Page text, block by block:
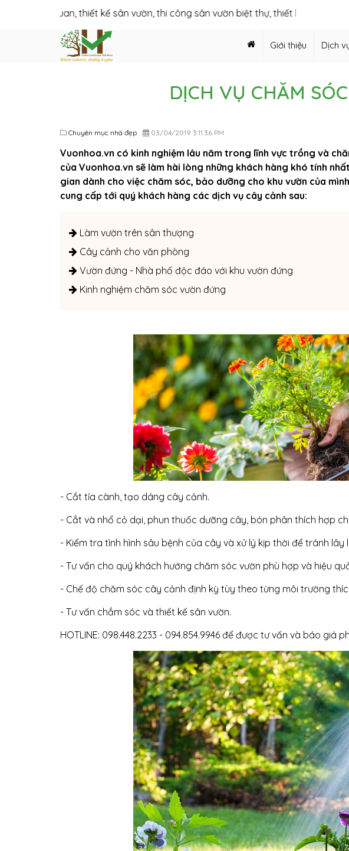
quan, thiết kế sân vườn, thi công sân vườn biệt thự, thiết kế vườn Nhật, thiết
Giới thiệu Dịch
DỊCH VỤ CHĂM
Chuyên mục nhà đẹp 03/04/2019 3:11:36 PM
Vuonhoa.vn có kinh nghiệm lâu năm trong lĩnh vực trồng và
của Vuonhoa.vn sẽ làm hài lòng những khách hàng khó tính
gian dành cho việc chăm sóc, bảo dưỡng cho khu vườn của
cung cấp tới quý khách hàng các dịch vụ cây cảnh sau:
Làm vườn trên sân thượng
Cây cảnh cho văn phòng
Vườn đứng - Nhà phố độc đáo với khu vườn đứng
Kinh nghiệm chăm sóc vườn đứng
- Cắt tỉa cành, tạo dáng cây cảnh.
- Cắt và nhổ cỏ dại, phun thuốc dưỡng cây, bón phân thích hợp
- Kiểm tra tình hình sâu bệnh của cây và xử lý kịp thời để tránh lây
- Tư vấn cho quý khách hướng chăm sóc vườn phù hợp và hiệu
- Chế độ chăm sóc cây cảnh định kỳ tùy theo từng môi trường
- Tư vấn chắm sóc và thiết kế sân vườn.
HOTLINE: 098.448.2233 - 094.854.9946 để được tư vấn và báo giá